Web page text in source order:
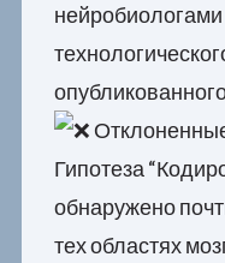
нейробиологами
Гипотеза
обнаружено
тех областях